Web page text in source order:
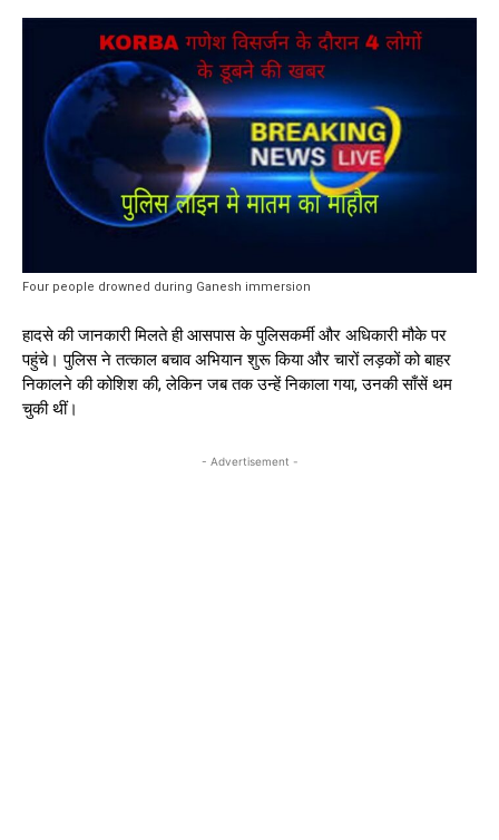
Four people drowned during Ganesh immersion
हादसे की जानकारी मिलते ही आसपास के पुलिसकर्मी और अधिकारी मौके पर
पहुंचे। पुलिस ने तत्काल बचाव अभियान शुरू किया और चारों लड़कों को बाहर
निकालने की कोशिश की, लेकिन जब तक उन्हें निकाला गया, उनकी साँसें थम
चुकी थीं।
- Advertisement -